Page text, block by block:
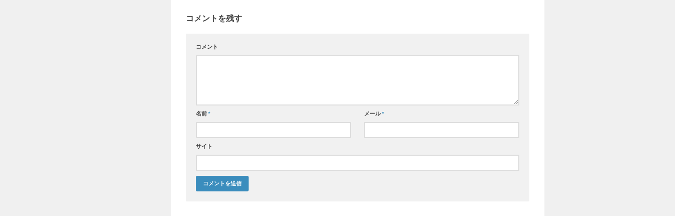
コメントを残す
コメント
名前* メール*
サイト